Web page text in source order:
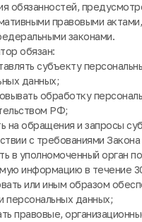
обязанностей,
правовыми
законами.
обязан:
субъекту
данных;
обработку
РФ;
на обращения и запросы
с требованиями
в уполномоченный орган
информацию в течение
или иным образом
персональных данных;
правовые,